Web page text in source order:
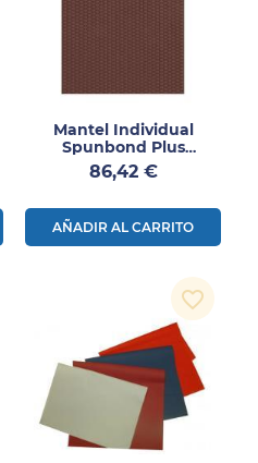
Mantel Individual
Spunbond Plus
30x40cm 500uds
Precio
86,42 €
AÑADIR AL CARRITO
favorite_border